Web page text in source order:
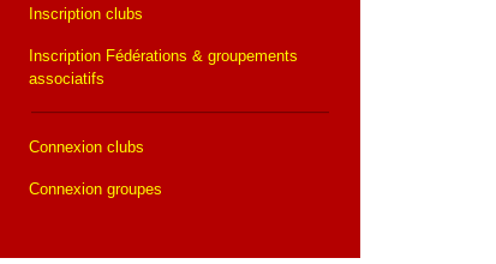
Inscription clubs
Inscription Fédérations & groupements
associatifs
Connexion clubs
Connexion groupes